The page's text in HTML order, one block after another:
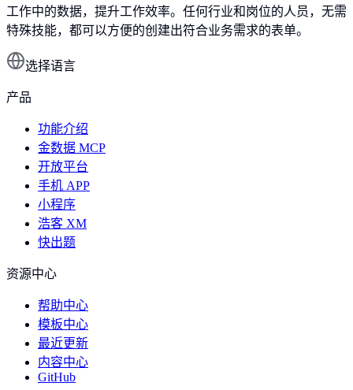
工作中的数据，提升工作效率。任何行业和岗位的人员，无需
特殊技能，都可以方便的创建出符合业务需求的表单。
选择语言
产品
功能介绍
金数据 MCP
开放平台
手机 APP
小程序
浩客 XM
快出题
资源中心
帮助中心
模板中心
最近更新
内容中心
GitHub